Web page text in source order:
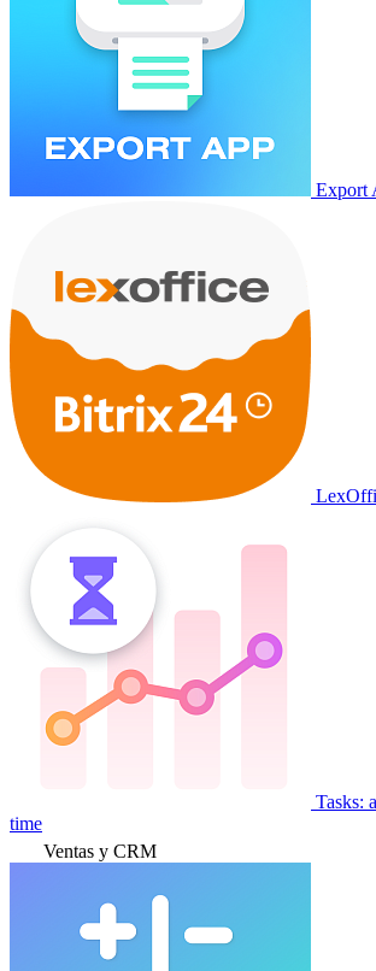
Export
Tasks:
time
Ventas y CRM